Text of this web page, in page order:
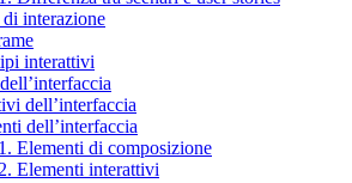
interazione
interattivi
dell’interfaccia
dell’interfaccia
Elementi di composizione
Elementi interattivi